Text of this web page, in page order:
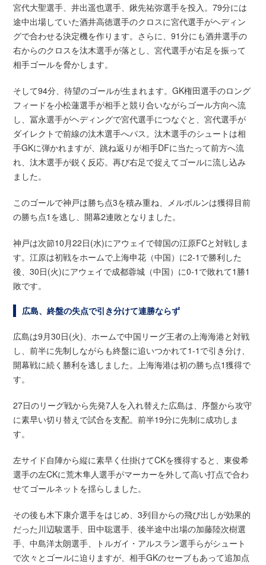
宮代大聖選手、井出遥也選手、鍬先祐弥選手を投入。79分には
途中出場していた酒井高徳選手のクロスに宮代選手がヘディン
グで合わせる決定機を作ります。さらに、91分にも酒井選手の
右からのクロスを汰木選手が落とし、宮代選手が右足を振って
相手ゴールを脅かします。
そして94分、待望のゴールが生まれます。GK権田選手のロング
フィードを小松蓮選手が相手と競り合いながらゴール方向へ流
し、冨永選手がヘディングで宮代選手につなぐと、宮代選手が
ダイレクトで前線の汰木選手へパス。汰木選手のシュートは相
手GKに弾かれますが、跳ね返りが相手DFに当たって前方へ流
れ、汰木選手が鋭く反応。再び右足で捉えてゴールに流し込み
ました。
このゴールで神戸は勝ち点3を積み重ね、メルボルンは獲得目前
の勝ち点1を逃し、開幕2連敗となりました。
神戸は次節10月22日(水)にアウェイで韓国の江原FCと対戦しま
す。江原は初戦をホームで上海申花（中国）に2-1で勝利した
後、30日(火)にアウェイで成都蓉城（中国）に0-1で敗れて1勝1
敗です。
広島、終盤の失点で引き分けて連勝ならず
広島は9月30日(火)、ホームで中国リーグ王者の上海海港と対戦
し、前半に先制しながらも終盤に追いつかれて1-1で引き分け、
開幕戦に続く勝利を逃しました。上海海港は初の勝ち点1獲得で
す。
27日のリーグ戦から先発7人を入れ替えた広島は、序盤から攻守
に素早い切り替えで試合を支配。前半19分に先制に成功しま
す。
左サイド自陣から縦に素早く仕掛けてCKを獲得すると、東俊希
選手の左CKに荒木隼人選手がマーカーを外して高い打点で合わ
せてゴールネットを揺らしました。
その後も木下康介選手をはじめ、3列目からの飛び出しが効果的
だった川辺駿選手、田中聡選手、後半途中出場の加藤陸次樹選
手、中島洋太朗選手、トルガイ・アルスラン選手らがシュート
で次々とゴールに迫りますが、相手GKのセーブもあって追加点